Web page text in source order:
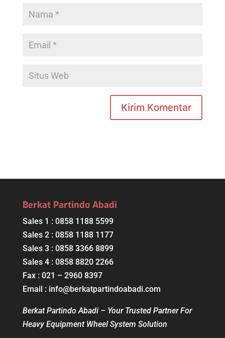
Berkat Partindo Abadi
Sales 1 : 0858 1188 5599
Sales 2 : 0858 1188 1177
Sales 3 : 0858 3366 8899
Sales 4 : 0858 8820 2266
Fax : 021 – 2960 8397
Email : info@berkatpartindoabadi.com
Berkat Partindo Abadi – Your Trusted Partner For
Heavy Equipment Wheel System Solution